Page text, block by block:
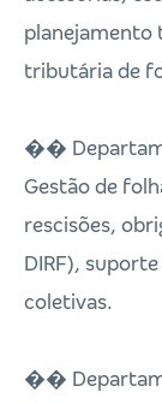
planejamento
tributária de
��
Gestão de
rescisões,
DIRF),
coletivas.
��